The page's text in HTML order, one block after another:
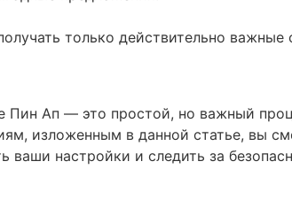
только действительно важные
Пин Ап — это простой, но важный
изложенным в данной статье, вы
ваши настройки и следить за